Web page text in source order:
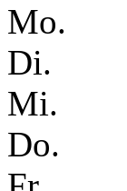
Mo.
Di.
Mi.
Do.